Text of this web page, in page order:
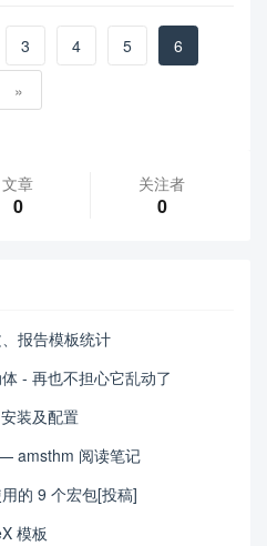
3 4 5
6
»
文章
0
关注者
0
报告模板统计
- 再也不担心它乱动了
装及配置
amsthm 阅读笔记
的 9 个宏包[投稿]
模板